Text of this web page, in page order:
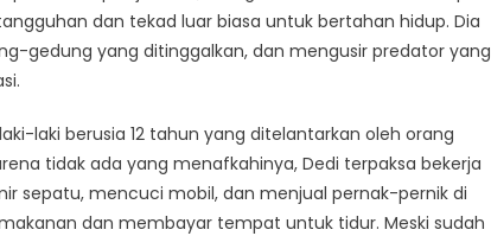
dan tekad luar biasa untuk bertahan hidup. Dia
gedung yang ditinggalkan, dan mengusir predator yang
laki berusia 12 tahun yang ditelantarkan oleh orang
tidak ada yang menafkahinya, Dedi terpaksa bekerja
sepatu, mencuci mobil, dan menjual pernak-pernik di
dan membayar tempat untuk tidur. Meski sudah